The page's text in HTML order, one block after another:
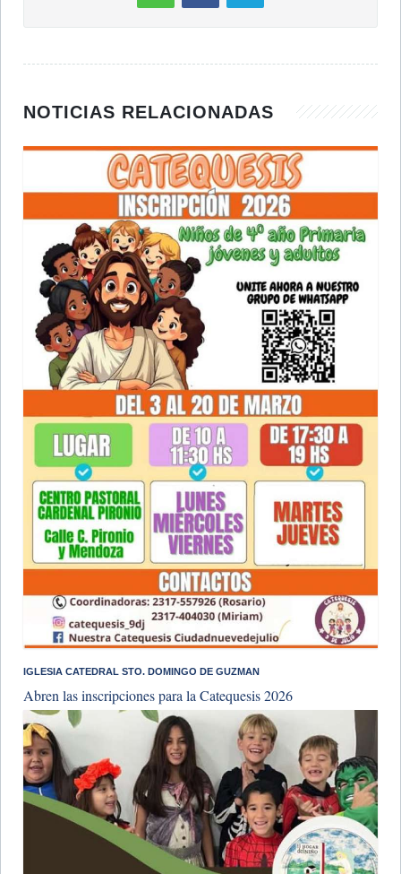
NOTICIAS RELACIONADAS
IGLESIA CATEDRAL STO. DOMINGO DE GUZMAN
Abren las inscripciones para la Catequesis 2026